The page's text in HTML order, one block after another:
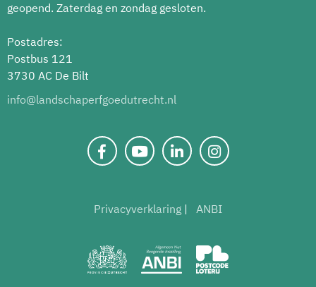
geopend. Zaterdag en zondag gesloten.
Postadres:
Postbus 121
3730 AC De Bilt
info@landschaperfgoedutrecht.nl
Privacyverklaring ANBI